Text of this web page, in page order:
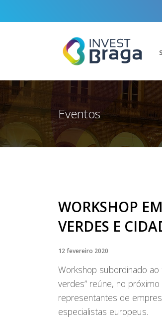
Eventos
WORKSHOP
VERDES E
12 fevereiro 2020
Workshop subordinado
verdes” reúne, no
representantes de
especialistas europeus.